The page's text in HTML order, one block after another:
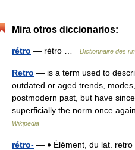
Mira otros diccionarios:
rétro — rétro … Dictionnaire des
Retro — is a term used to
outdated or aged trends,
postmodern past, but have
superficially the norm once
Wikipedia
rétro- — ♦ Élément, du lat. retro